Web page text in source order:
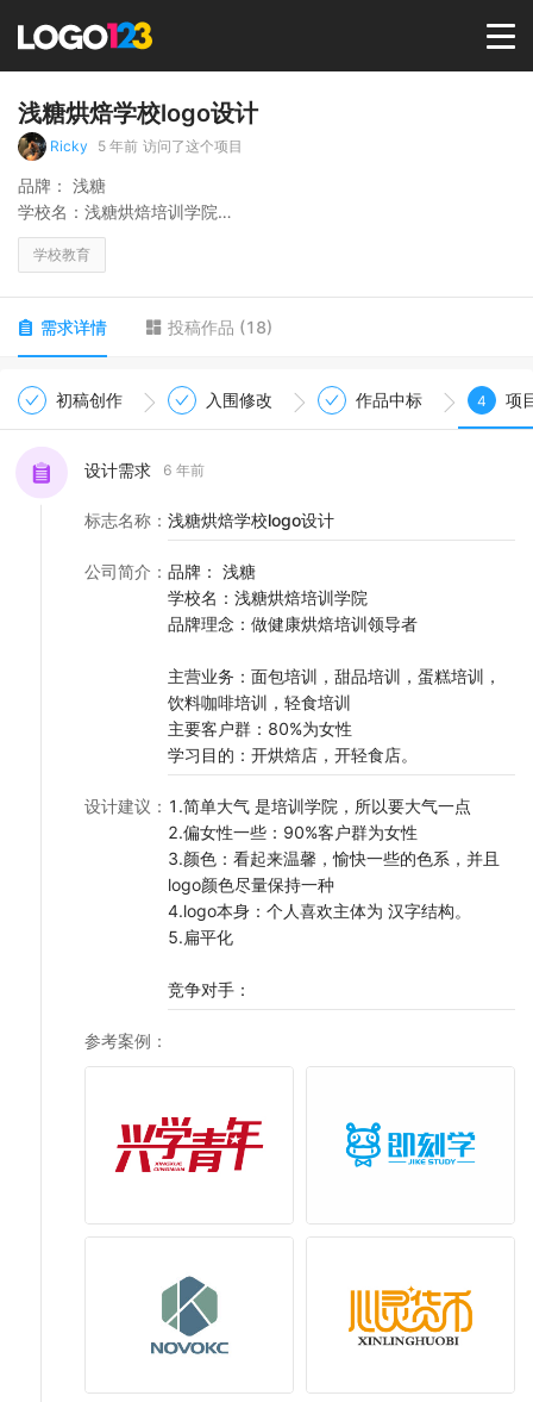
首页
商标版权
LOGO
浅糖烘焙学校logo设计
Ricky 5 年前 访问了这个项目
品牌： 浅糖
学校名：浅糖烘焙培训学院
品牌理念：做健康烘焙培训领导者
培训
主要客户群：80%为女性
学校教育
需求详情 投稿作品 (18)
初稿创作 入围修改 作品中标 4 项
设计需求 6 年前
标志名称 ： 浅糖烘焙学校logo设计
公司简介 ： 品牌： 浅糖
学校名：浅糖烘焙培训学院
品牌理念：做健康烘焙培训领导者
主营业务：面包培训，甜品培训，蛋糕培训，
饮料咖啡培训，轻食培训
主要客户群：80%为女性
学习目的：开烘焙店，开轻食店。
设计建议 ： 1.简单大气 是培训学院，所以要大气一点
2.偏女性一些：90%客户群为女性
3.颜色：看起来温馨，愉快一些的色系，并且
logo颜色尽量保持一种
4.logo本身：个人喜欢主体为 汉字结构。
5.扁平化
竞争对手：
参考案例 ：